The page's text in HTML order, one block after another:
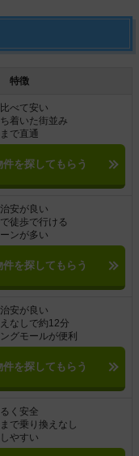
特徴
べて安い
着いた街並み
で直通
件を探してもらう
安が良い
徒歩で行ける
ンが多い
を探してもらう
安が良い
なしで約12分
グモールが便利
を探してもらう
く安全
で乗り換えなし
やすい